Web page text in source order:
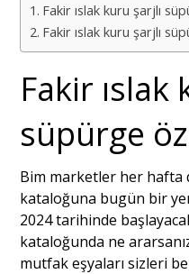
Fakir ıslak kuru şarjlı
Fakir ıslak kuru şarjlı
Fakir ıslak
süpürge
Bim marketler her
kataloğuna bugün bir
2024 tarihinde
kataloğunda ne
mutfak eşyaları sizleri